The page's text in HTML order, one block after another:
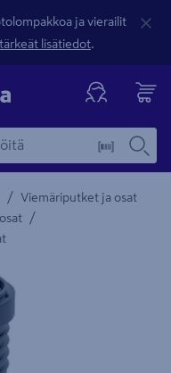
ja vierailit
tärkeät lisätiedot.
/ Viemäriputket ja osat
/
kuvaus -